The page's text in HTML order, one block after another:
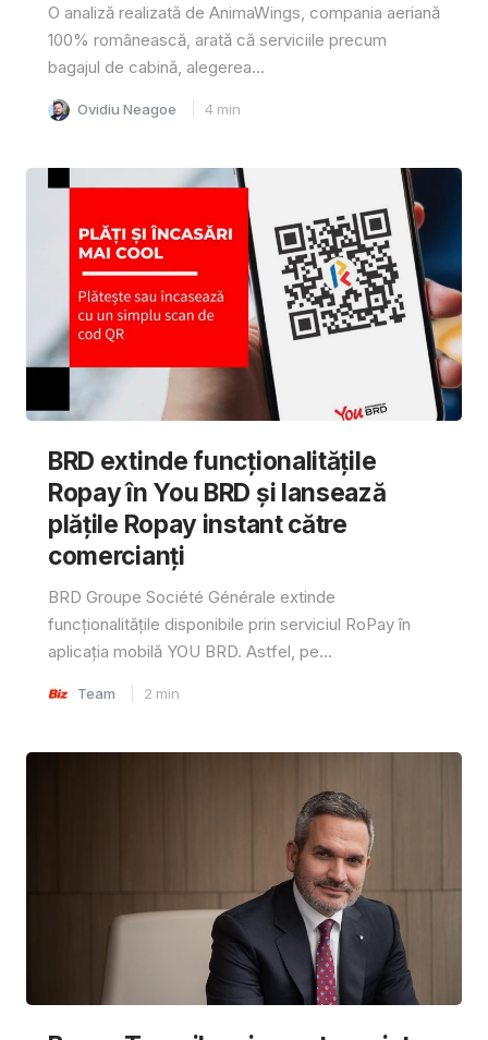
O analiză realizată de AnimaWings, compania aeriană
100% românească, arată că serviciile precum
bagajul de cabină, alegerea...
Ovidiu Neagoe 4 min
BRD extinde funcționalitățile
Ropay în You BRD și lansează
plățile Ropay instant către
comercianți
BRD Groupe Société Générale extinde
funcționalitățile disponibile prin serviciul RoPay în
aplicația mobilă YOU BRD. Astfel, pe...
Team 2 min